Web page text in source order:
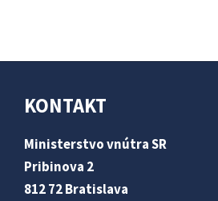
KONTAKT
Ministerstvo vnútra SR
Pribinova 2
812 72 Bratislava